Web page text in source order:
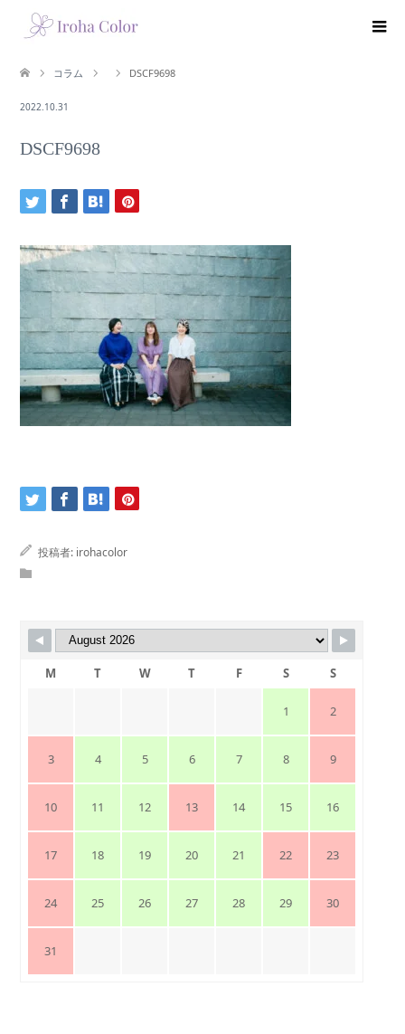
コラム DSCF9698
2022.10.31
DSCF9698
投稿者: irohacolor
M T W T F S S
1 2
3 4 5 6 7 8 9
10 11 12 13 14 15 16
17 18 19 20 21 22 23
24 25 26 27 28 29 30
31